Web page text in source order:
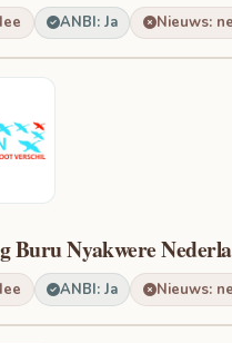
ANBI: Ja Nieuws:
Buru Nyakwere
ANBI: Ja Nieuws: